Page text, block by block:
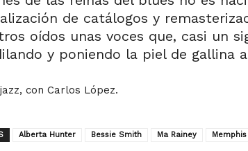
de catálogos y
oídos unas voces que, casi un
y poniendo la piel de gallina
con Carlos López.
Alberta Hunter Bessie Smith Ma Rainey